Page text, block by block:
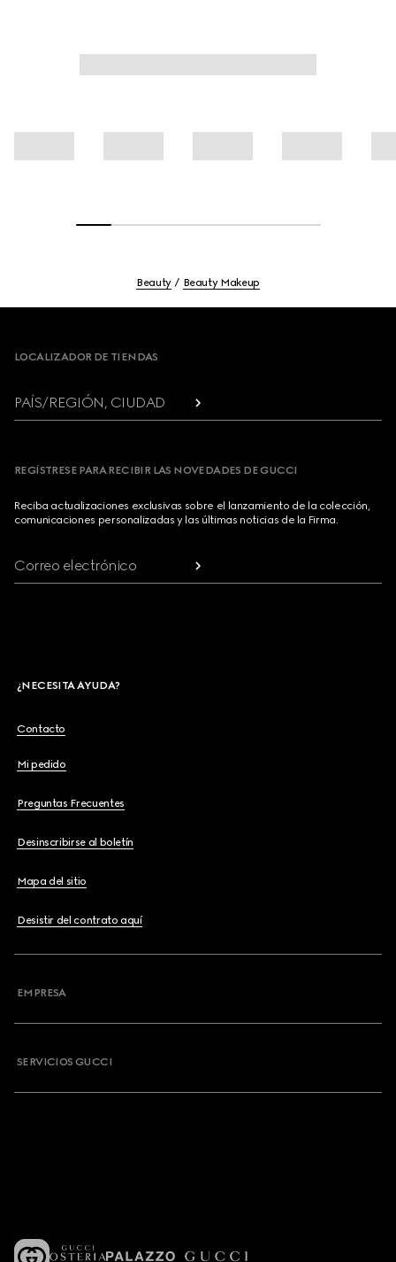
Beauty Beauty Makeup
LOCALIZADOR DE TIENDAS
PAÍS/REGIÓN, CIUDAD
REGÍSTRESE PARA RECIBIR LAS NOVEDADES DE GUCCI
Reciba actualizaciones exclusivas sobre el lanzamiento de la colección,
comunicaciones personalizadas y las últimas noticias de la Firma.
Correo electrónico
¿NECESITA AYUDA?
Contacto
Mi pedido
Preguntas Frecuentes
Desinscribirse al boletín
Mapa del sitio
Desistir del contrato aquí
EMPRESA
SERVICIOS GUCCI